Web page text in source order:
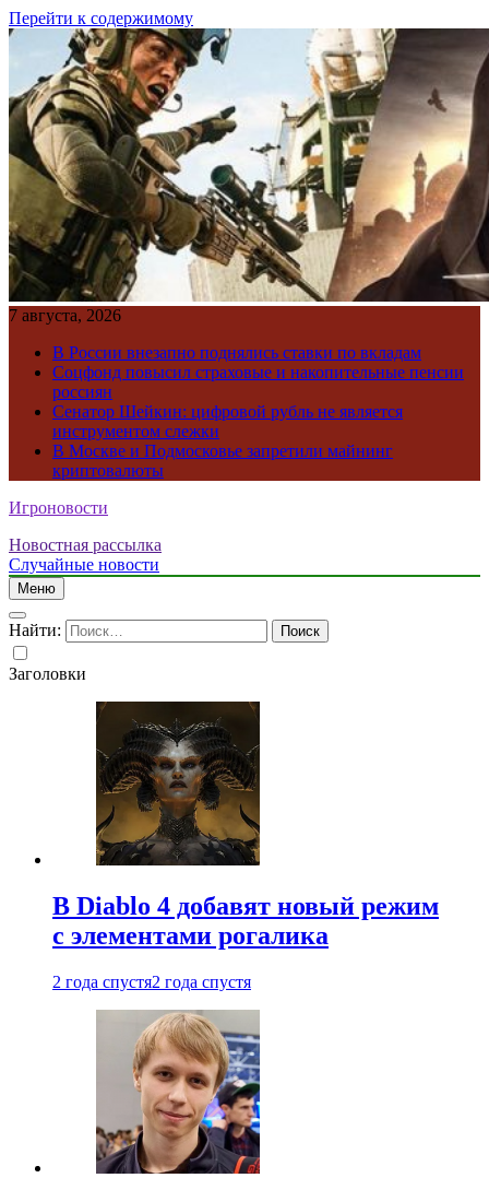
Перейти к содержимому
7 августа, 2026
В России внезапно поднялись ставки по вкладам
Соцфонд повысил страховые и накопительные пенсии
россиян
Сенатор Шейкин: цифровой рубль не является
инструментом слежки
В Москве и Подмосковье запретили майнинг
криптовалюты
Игроновости
Новостная рассылка
Случайные новости
Меню
Найти:
Заголовки
В Diablo 4 добавят новый режим
с элементами рогалика
2 года спустя2 года спустя